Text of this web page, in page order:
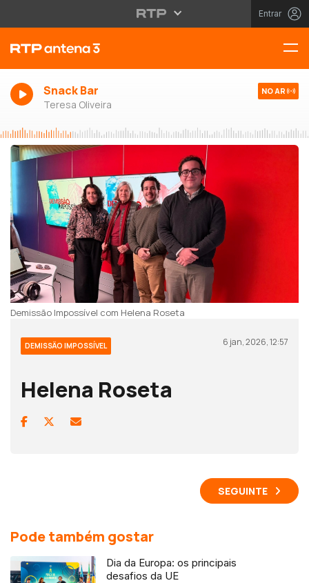
Entrar
Snack Bar
Teresa Oliveira
NO AR
Demissão Impossível com Helena Roseta
DEMISSÃO IMPOSSÍVEL 6 jan, 2026, 12:57
Helena Roseta
SEGUINTE
Pode também gostar
Dia da Europa: os principais
desafios da UE